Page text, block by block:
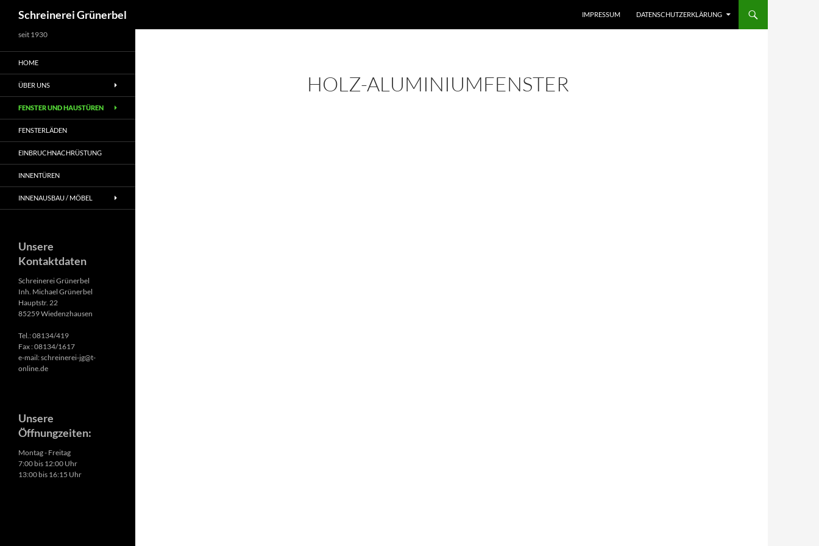
Zum
Inhalt
springen
Schreinerei Grünerbel IMPRESSUM DATENSCHUTZERKLÄRUNG
HOLZ-ALUMINIUMFENSTER
seit 1930
HOME
ÜBER UNS
FENSTER UND HAUSTÜREN
FENSTERLÄDEN
EINBRUCHNACHRÜSTUNG
INNENTÜREN
INNENAUSBAU / MÖBEL
Unsere
Kontaktdaten
Schreinerei Grünerbel
Inh. Michael Grünerbel
Hauptstr. 22
85259 Wiedenzhausen
Tel.: 08134/419
Fax : 08134/1617
e-mail: schreinerei-jg@t-
online.de
Unsere
Öffnungzeiten:
Montag - Freitag
7:00 bis 12:00 Uhr
13:00 bis 16:15 Uhr